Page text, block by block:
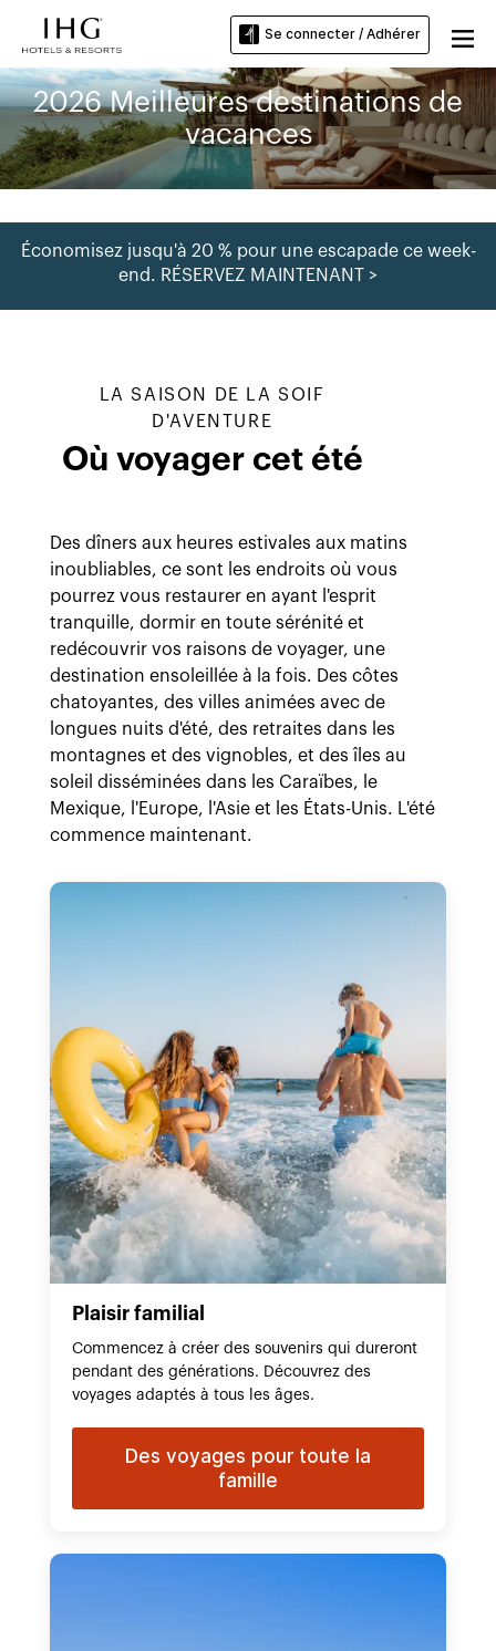
Se connecter / Adhérer
2026 Meilleures destinations de
vacances
Économisez jusqu'à 20 % pour une escapade ce week-
end. RÉSERVEZ MAINTENANT >
LA SAISON DE LA SOIF
D'AVENTURE
Où voyager cet été
Des dîners aux heures estivales aux matins
inoubliables, ce sont les endroits où vous
pourrez vous restaurer en ayant l'esprit
tranquille, dormir en toute sérénité et
redécouvrir vos raisons de voyager, une
destination ensoleillée à la fois. Des côtes
chatoyantes, des villes animées avec de
longues nuits d'été, des retraites dans les
montagnes et des vignobles, et des îles au
soleil disséminées dans les Caraïbes, le
Mexique, l'Europe, l'Asie et les États-Unis. L'été
commence maintenant.
Plaisir familial
Commencez à créer des souvenirs qui dureront
pendant des générations. Découvrez des
voyages adaptés à tous les âges.
Des voyages pour toute la
famille